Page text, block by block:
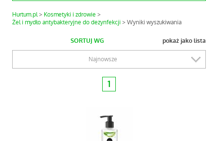
Hurtum.pl
Kosmetyki i zdrowie
Żel i mydło antybakteryjne do dezynfekcji
Wyniki wyszukiwania
pokaż jako lista
SORTUJ WG
Najnowsze
1